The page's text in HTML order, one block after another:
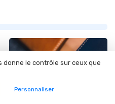
donne le contrôle sur ceux que
Personnaliser